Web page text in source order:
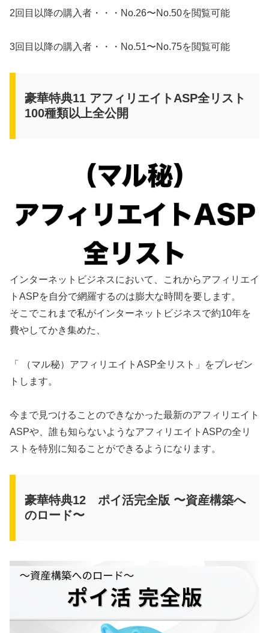
2回目以降の購入者・・・No.26〜No.50を閲覧可能
3回目以降の購入者・・・No.51〜No.75を閲覧可能
豪華特典11 アフィリエイトASP全リスト
100種類以上全公開
インターネットビジネスにおいて、これからアフィリエイ
トASPを自分で網羅するのは膨大な時間を要します。
そこでこれまで私がインターネットビジネスで約10年を
費やしてかき集めた、
「 （マル秘）アフィリエイトASP全リスト」をプレゼン
トします。
今まで見つけることのできなかった最新のアフィリエイト
ASPや、誰も知らないようなアフィリエイトASPの全リ
ストを特別に知ることができるようになります。
豪華特典12 ポイ活完全版 〜資産構築へ
のロード〜